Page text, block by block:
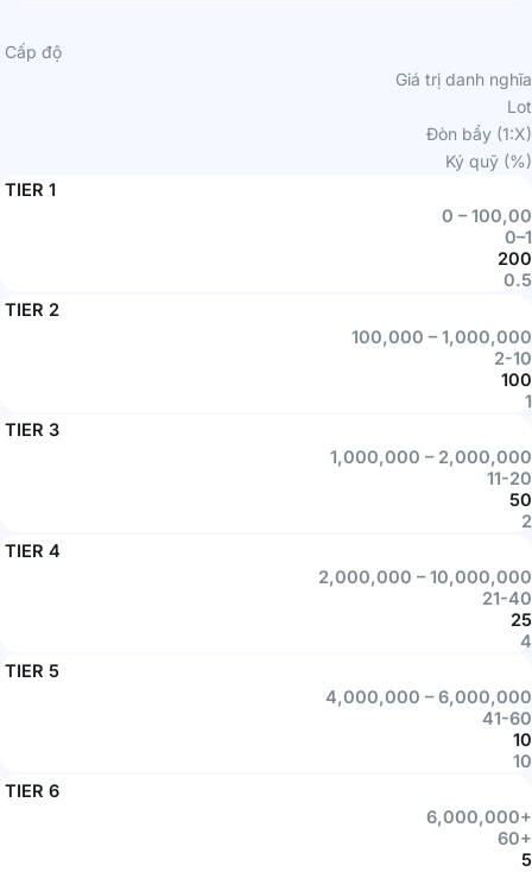
Cấp độ
Giá trị danh nghĩa
Lot
Đòn bẩy (1:X)
Ký quỹ (%)
TIER 1
0 – 100,00
0–1
200
0.5
TIER 2
100,000 – 1,000,000
2-10
100
1
TIER 3
1,000,000 – 2,000,000
11-20
50
2
TIER 4
2,000,000 – 10,000,000
21-40
25
4
TIER 5
4,000,000 – 6,000,000
41-60
10
10
TIER 6
6,000,000+
60+
5